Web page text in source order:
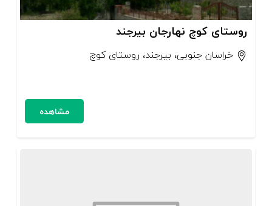
روستای کوچ نهارجان بیرجند
خراسان جنوبی، بیرجند، روستای کوچ
مشاهده